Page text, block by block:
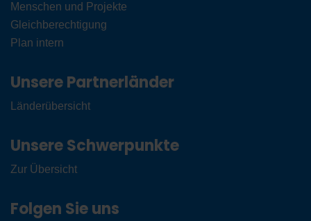
Menschen und Projekte
Gleichberechtigung
Plan intern
Unsere Partnerländer
Länderübersicht
Unsere Schwerpunkte
Zur Übersicht
Folgen Sie uns